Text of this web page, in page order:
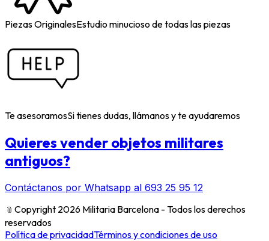
Piezas OriginalesEstudio minucioso de todas las piezas
Te asesoramosSi tienes dudas, llámanos y te ayudaremos
Quieres vender objetos militares
antiguos?
Contáctanos por Whatsapp al 693 25 95 12
﹫ Copyright 2026 Militaria Barcelona - Todos los derechos
reservados
Política de privacidadTérminos y condiciones de uso